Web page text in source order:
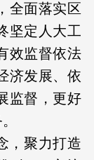
全面落实区
坚定人大工
效监督依法
济发展、依
监督，更好
，聚力打造